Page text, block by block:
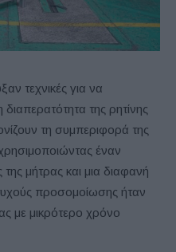
τεχνικές για να
της ρητίνης
τη συμπεριφορά της
έναν
μήτρας και μια διαφανή
προσομοίωσης ήταν
με μικρότερο χρόνο